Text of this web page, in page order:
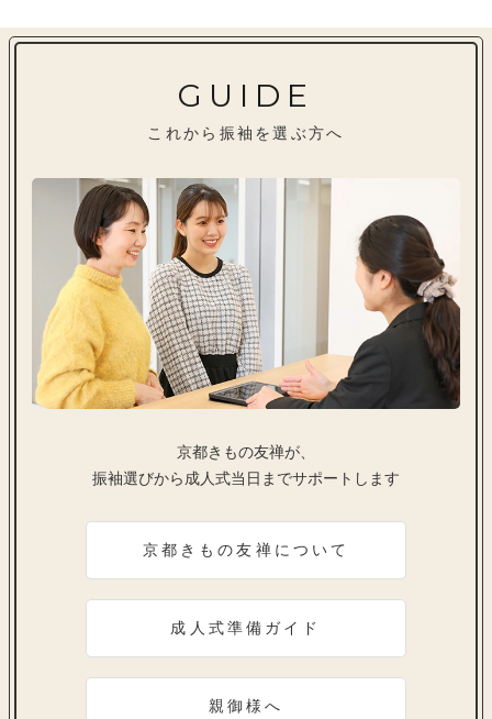
GUIDE
これから振袖を選ぶ方へ
京都きもの友禅が、
振袖選びから成人式当日までサポートします
京都きもの友禅について
成人式準備ガイド
親御様へ